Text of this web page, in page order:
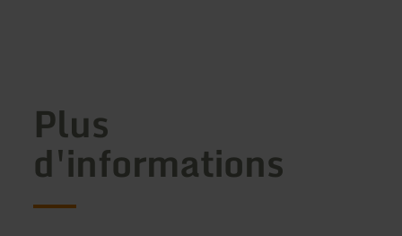
Plus
d'informations